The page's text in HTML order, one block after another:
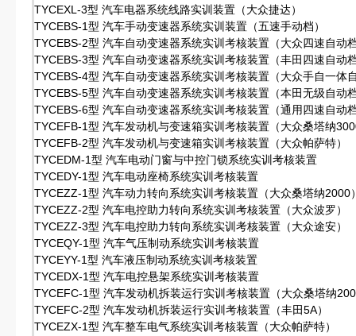
TYCEXL-3型 汽车电器系统线路实训装置（大众捷达）
TYCEBS-1型 汽车手动变速器系统实训装置（五速手动档）
TYCEBS-2型 汽车自动变速器系统实训考核装置（大众四速自动
TYCEBS-3型 汽车自动变速器系统实训考核装置（丰田四速自动
TYCEBS-4型 汽车自动变速器系统实训考核装置（大众手自一体
TYCEBS-5型 汽车自动变速器系统实训考核装置（本田无级自动
TYCEBS-6型 汽车自动变速器系统实训考核装置（通用四速自动
TYCEFB-1型 汽车发动机与变速箱实训考核装置（大众桑塔纳
TYCEFB-2型 汽车发动机与变速箱实训考核装置（大众帕萨特）
TYCEDM-1型 汽车电动门窗与中控门锁系统实训考核装置
TYCEDY-1型 汽车电动座椅系统实训考核装置
TYCEZZ-1型 汽车动力转向系统实训考核装置（大众桑塔纳2000
TYCEZZ-2型 汽车电控助力转向系统实训考核装置（大众波罗）
TYCEZZ-3型 汽车电控助力转向系统实训考核装置（大众途安）
TYCEQY-1型 汽车气压制动系统实训考核装置
TYCEYY-1型 汽车液压制动系统实训考核装置
TYCEDX-1型 汽车电控悬架系统实训考核装置
TYCEFC-1型 汽车发动机拆装运行实训考核装置（大众桑塔纳
TYCEFC-2型 汽车发动机拆装运行实训考核装置（丰田5A）
TYCEZX-1型 汽车整车电气系统实训考核装置（大众帕萨特）